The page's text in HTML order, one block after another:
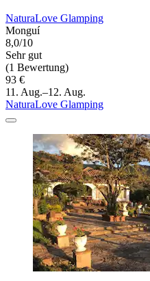
NaturaLove Glamping
Monguí
8,0/10
Sehr gut
(1 Bewertung)
93 €
11. Aug.–12. Aug.
NaturaLove Glamping